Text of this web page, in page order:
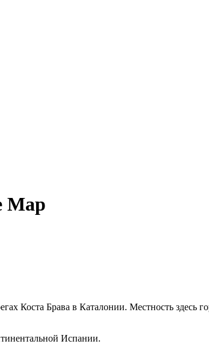
Мар
Коста Брава в Каталонии. Местность здесь
Испании.